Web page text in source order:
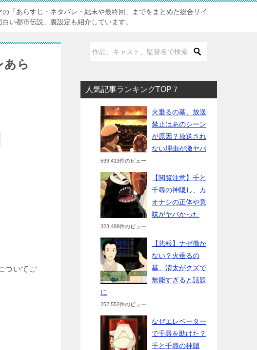
「あらすじ・ネタバレ・結末や最終回」までをまとめた総合サイ
い都市伝説、裏設定も紹介しています。
あら
ついてご
人気記事ランキングTOP７
火垂るの墓、放送
禁止はあのシーン
が原因？放送され
ない理由が激ヤバ
599,413件のビュー
【閲覧注意】千と
千尋の神隠し、カ
オナシの正体や意
味がヤバかった
323,488件のビュー
【悲報】ナゼ働か
ない？火垂るの
墓、清太がクズで
無能すぎると話題
に
252,552件のビュー
なぜエレベーター
で千尋を助けた？
千と千尋の神隠